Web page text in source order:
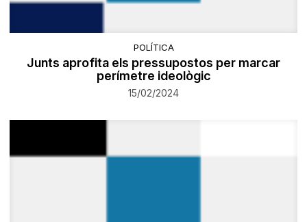
POLÍTICA
Junts aprofita els pressupostos per marcar
perímetre ideològic
15/02/2024